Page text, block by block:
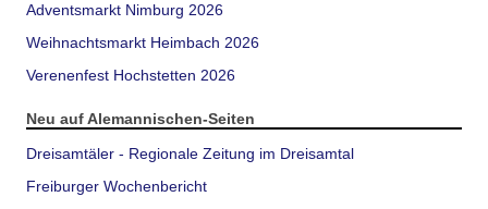
Adventsmarkt Nimburg 2026
Weihnachtsmarkt Heimbach 2026
Verenenfest Hochstetten 2026
Neu auf Alemannischen-Seiten
Dreisamtäler - Regionale Zeitung im Dreisamtal
Freiburger Wochenbericht